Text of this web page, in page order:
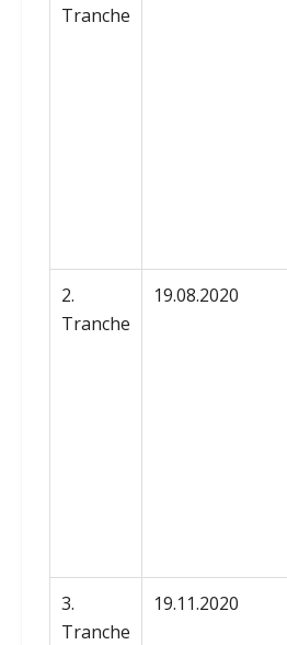
Tranche
2.
Tranche
19.08.2020
3.
Tranche
19.11.2020